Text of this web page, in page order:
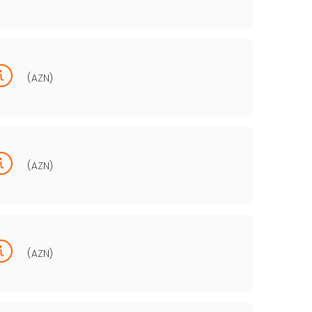
(AZN)
(AZN)
(AZN)